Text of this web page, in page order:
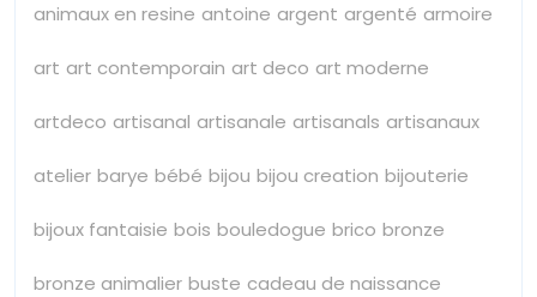
animaux en resine antoine argent argenté armoire
art art contemporain art deco art moderne
artdeco artisanal artisanale artisanals artisanaux
atelier barye bébé bijou bijou creation bijouterie
bijoux fantaisie bois bouledogue brico bronze
bronze animalier buste cadeau de naissance